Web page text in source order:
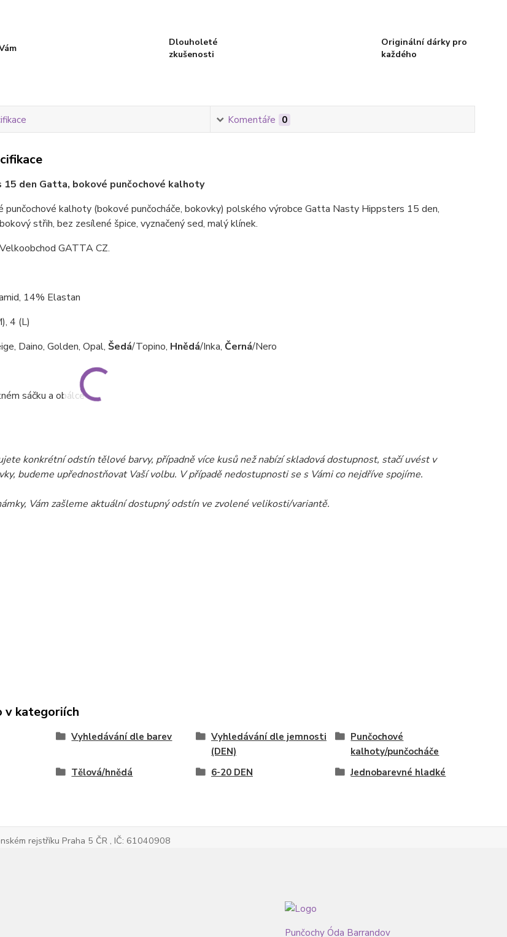
Dlouholeté
zkušenosti
Originální dárky pro
každého
Komentáře 0
den Gatta, bokové punčochové kalhoty
punčochové kalhoty (bokové punčocháče, bokovky) polského výrobce Gatta Nasty Hippsters 15 den,
střih, bez zesílené špice, vyznačený sed, malý klínek.
GATTA CZ.
14% Elastan
4 (L)
Daino, Golden, Opal, Šedá/Topino, Hnědá/Inka, Černá/Nero
sáčku a obálce
konkrétní odstín tělové barvy, případně více kusů než nabízí skladová dostupnost, stačí uvést v
budeme upřednostňovat Vaší volbu. V případě nedostupnosti se s Vámi co nejdříve spojíme.
Vám zašleme aktuální dostupnýodstínve zvolené velikosti/variantě.
v kategoriích
Vyhledávání dle barev
Vyhledávání dle jemnosti
(DEN)
Punčochové
kalhoty/punčocháče
Tělová/hnědá 6-20 DEN Jednobarevné hladké
rejstříku Praha 5 ČR , IČ: 61040908
Punčochy Óda Barrandov